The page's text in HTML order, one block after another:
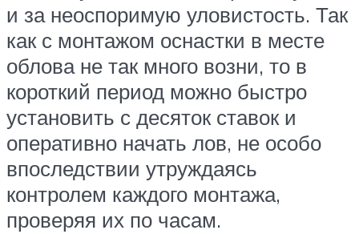
и за неоспоримую уловистость. Так
как с монтажом оснастки в месте
облова не так много возни, то в
короткий период можно быстро
установить с десяток ставок и
оперативно начать лов, не особо
впоследствии утруждаясь
контролем каждого монтажа,
проверяя их по часам.